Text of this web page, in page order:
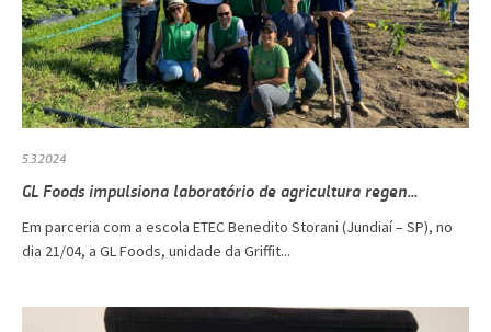
5.3.2024
GL Foods impulsiona laboratório de agricultura regen...
Em parceria com a escola ETEC Benedito Storani (Jundiaí – SP), no
dia 21/04, a GL Foods, unidade da Griffit...